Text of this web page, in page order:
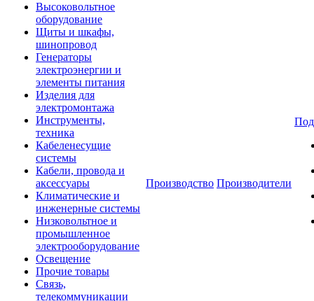
Высоковольтное
оборудование
Щиты и шкафы,
шинопровод
Генераторы
электроэнергии и
элементы питания
Изделия для
электромонтажа
Инструменты,
техника
Кабеленесущие
системы
Кабели, провода и
аксессуары
Климатические и
инженерные системы
Низковольтное и
промышленное
электрооборудование
Освещение
Прочие товары
Связь,
телекоммуникации
Производство Производители